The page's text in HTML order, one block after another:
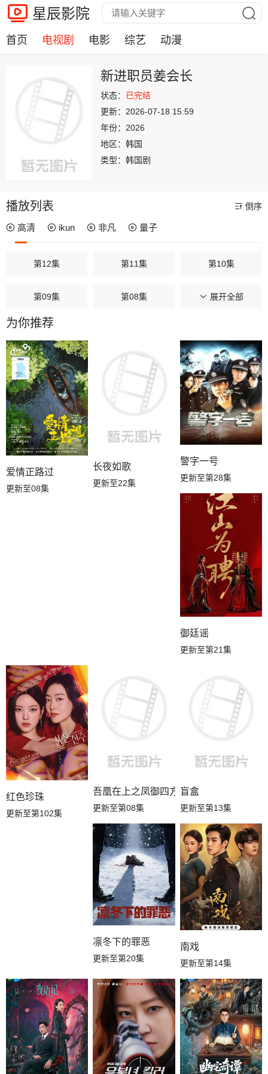
星辰影院
首页 电视剧 电影 综艺 动漫
新进职员姜会长
状态： 已完结
更新： 2026-07-18 15:59
年份： 2026
地区： 韩国
类型： 韩国剧
播放列表 倒序
高清 ikun 非凡 量子
第12集 第11集 第10集
第09集 第08集 第07集
第06集
第03集 第01集
展开全部
为你推荐
爱情正路过
更新至08集
长夜如歌
更新至22集
警字一号
更新至第28集
御廷谣
更新至第21集
红色珍珠
更新至第102集
吾凰在上之凤御四方
更新至第08集
盲盒
更新至第13集
凛冬下的罪恶
更新至第20集
南戏
更新至第14集